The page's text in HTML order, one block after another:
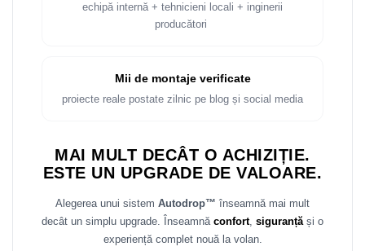
Rame adaptoare Volvo
Rame Adaptoare Porsche
Rame adaptoare Peugeot
echipă internă + tehnicieni locali + inginerii
producători
Mii de montaje verificate
proiecte reale postate zilnic pe blog și social media
MAI MULT DECÂT O ACHIZIȚIE.
ESTE UN UPGRADE DE VALOARE.
Alegerea unui sistem Autodrop™ înseamnă mai mult
decât un simplu upgrade. Înseamnă confort, siguranță și o
experiență complet nouă la volan.